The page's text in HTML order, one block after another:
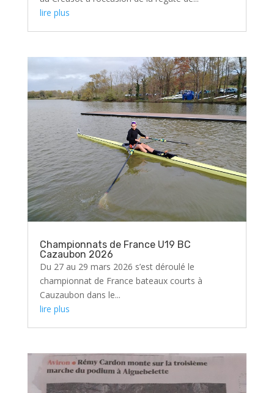
lire plus
Championnats de France U19 BC
Cazaubon 2026
Du 27 au 29 mars 2026 s’est déroulé le
championnat de France bateaux courts à
Cauzaubon dans le...
lire plus